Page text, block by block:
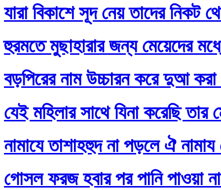
যারা বিকাশে সূদ নেয় তাদের নিকট
হুরমতে মুছাহারার জন্য মেয়েদের
বড়পিরের নাম উচ্চারন করে দুআ করা
যেই মহিলার সাথে যিনা করেছি তার
নামাযে তাশাহহুদ না পড়লে ঐ
গোসল ফরজ হবার পর পানি পাওয়া